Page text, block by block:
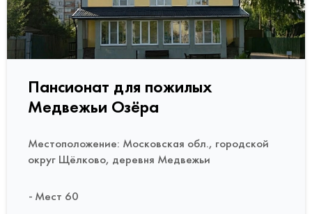
Пансионат для пожилых
Медвежьи Озёра
Местоположение: Московская обл., городской
округ Щёлково, деревня Медвежьи
Мест 60